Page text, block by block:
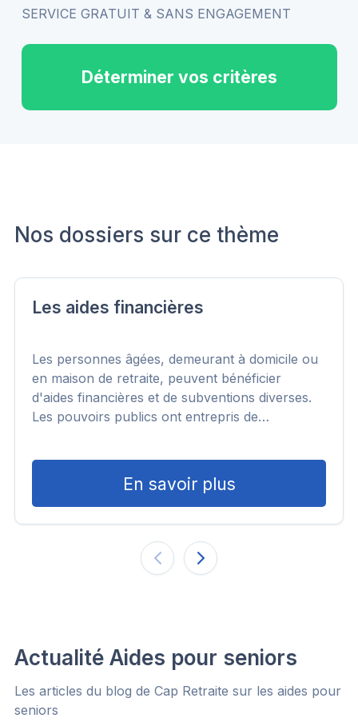
SERVICE GRATUIT & SANS ENGAGEMENT
Déterminer vos critères
Nos dossiers sur ce thème
Les aides financières
Les personnes âgées, demeurant à domicile ou
en maison de retraite, peuvent bénéficier
d'aides financières et de subventions diverses.
Les pouvoirs publics ont entrepris de…
En savoir plus
Actualité Aides pour seniors
Les articles du blog de Cap Retraite sur les aides pour
seniors